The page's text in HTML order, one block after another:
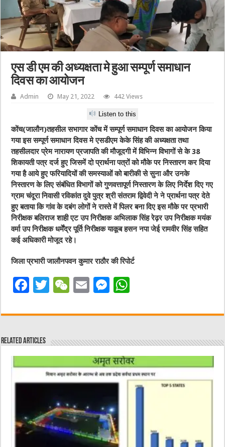
एस डी एम की अध्यक्षता मे हुआ सम्पूर्ण समाधान
दिवस का आयोजन
Admin May 21, 2022 442 Views
Listen to this
कोंच(जालौन)तहसील सभागार कोंच में सम्पूर्ण समाधान दिवस का आयोजन किया
गया इस सम्पूर्ण समाधान दिवस मे एसडीएम केके सिंह की अध्यक्षता तथा
तहसीलदार प्रेम नारायण प्रजापति की मौजूदगी में विभिन्न विभागों से के 38
शिकायती पत्र दर्ज हुए जिसमें दो प्रार्थना पत्रों को मौके पर निस्तारण कर दिया
गया है आये हुए फरियादियों की समस्याओं को बारीकी से सुना और उनके
निस्तारण के लिए संबंधित विभागों को गुणवत्तापूर्ण निस्तारण के लिए निर्देश दिए गए
ग्राम चंदूरा निवासी रविकांत दुवे पुत्र श्री संतराम द्विवेदी ने ने प्रार्थना पत्र देते
हुए बताया कि गांव के दबंग लोगों ने रास्ते में पिलर बना दिए इस मौके पर प्रभारी
निरीक्षक बलिराज शाही एट उप निरीक्षक अभिलाक सिंह रेढ़र उप निरीक्षक मयंक
वर्मा उप निरीक्षक धर्मेंद्र पूर्ति निरीक्षक याकूब हसन नपा जेई रामवीर सिंह सहित
कई अधिकारी मोजूद रहे।
जिला प्रभारी जालौनपवन कुमार राठौर की रिपोर्ट
F
c
e
b
o
o
T
it
r
W
C
at
E
ai
M
ss
n
g
er
at
A
p
p
Related Articles